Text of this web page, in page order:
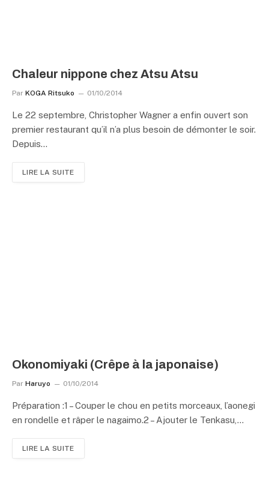
Chaleur nippone chez Atsu Atsu
Par KOGA Ritsuko 01/10/2014
Le 22 septembre, Christopher Wagner a enfin ouvert son
premier restaurant qu’il n’a plus besoin de démonter le soir.
Depuis…
LIRE LA SUITE
Okonomiyaki (Crêpe à la japonaise)
Par Haruyo 01/10/2014
Préparation :1 – Couper le chou en petits morceaux, l’aonegi
en rondelle et râper le nagaimo.2 – Ajouter le Tenkasu,…
LIRE LA SUITE